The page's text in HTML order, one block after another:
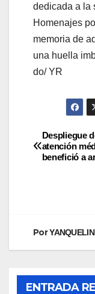
dedicada a la
Homenajes
memoria de
una huella
do/ YR
Despliegue
atención
benefició a
Por
ENTRADA